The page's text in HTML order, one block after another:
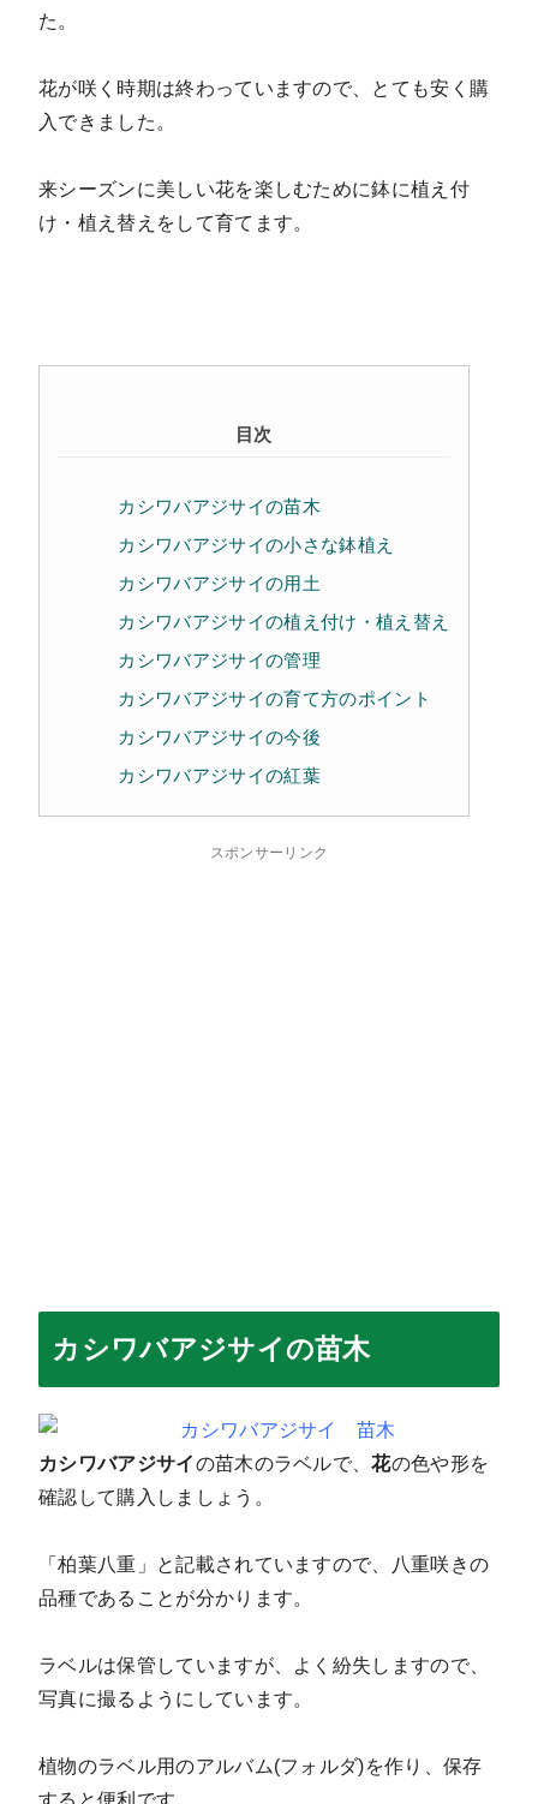
た。
花が咲く時期は終わっていますので、とても安く購
入できました。
来シーズンに美しい花を楽しむために鉢に植え付
け・植え替えをして育てます。
目次
カシワバアジサイの苗木
カシワバアジサイの小さな鉢植え
カシワバアジサイの用土
カシワバアジサイの植え付け・植え替え
カシワバアジサイの管理
カシワバアジサイの育て方のポイント
カシワバアジサイの今後
カシワバアジサイの紅葉
スポンサーリンク
カシワバアジサイの苗木
カシワバアジサイの苗木のラベルで、花の色や形を
確認して購入しましょう。
「柏葉八重」と記載されていますので、八重咲きの
品種であることが分かります。
ラベルは保管していますが、よく紛失しますので、
写真に撮るようにしています。
植物のラベル用のアルバム(フォルダ)を作り、保存